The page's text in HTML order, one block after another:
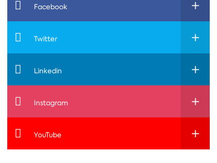
Facebook
Twitter
Linkedin
Instagram
YouTube